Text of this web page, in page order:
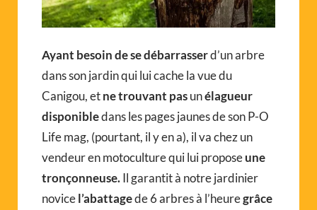
Ayant besoin dese débarrasserd’un arbre
dans son jardin qui lui cache la vue du
Canigou, etne trouvant pasunélagueur
disponibledans les pages jaunes de son P-O
Life mag, (pourtant, il y en a), il va chez un
vendeur en motoculture qui lui proposeune
tronçonneuse.Il garantit à notre jardinier
novicel’abattagede 6 arbres à l’heuregrâce